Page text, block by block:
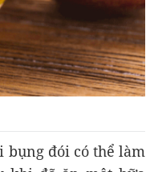
bụng đói có thể làm